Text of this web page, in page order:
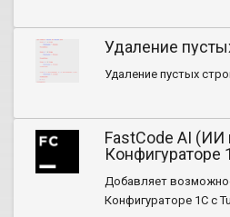
Удаление
Удаление пустых
FastCode AI
Конфигураторе
Добавляет
Конфигураторе 1С с